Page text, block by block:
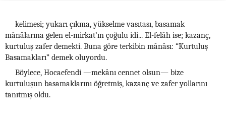
kelimesi; yukarı çıkma, yükselme vasıtası, basamak
mânâlarına gelen el-mirkat’ın çoğulu idi... El-felâh ise; kazanç,
kurtuluş zafer demekti. Buna göre terkibin mânâsı: “Kurtuluş
Basamakları” demek oluyordu.
Böylece, Hocaefendi —mekânı cennet olsun— bize
kurtuluşun basamaklarını öğretmiş, kazanç ve zafer yollarını
tanıtmış oldu.